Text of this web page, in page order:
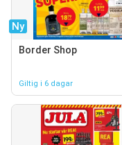
Ny
Border Shop
Giltig i 6 dagar